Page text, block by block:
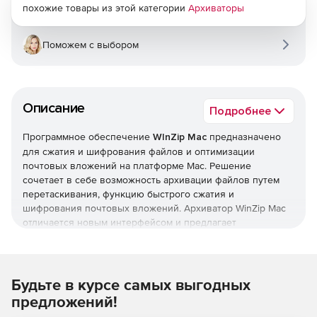
Описание Подробнее
Программное обеспечение WInZip Mac предназначено
для сжатия и шифрования файлов и оптимизации
почтовых вложений на платформе Mac. Решение
сочетает в себе возможность архивации файлов путем
перетаскивания, функцию быстрого сжатия и
шифрования почтовых вложений. Архиватор WinZip Mac
отличается новым интерфейсом и предлагает
WinZip Mac обеспечивает сжатие файлов, при этом
похожие товары из этой категории Архиваторы
Поможем с выбором
Будьте в курсе самых выгодных
предложений!